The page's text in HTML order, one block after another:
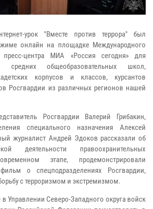
урок "Вместе против террора" был
онлайн на площадке Международного
пресс-центра МИА «Россия сегодня» для
средних общеобразовательных школ,
корпусов и классов, курсантов
Росгвардии из различных регионов нашей
Росгвардии Валерий Грибакин,
специального назначения Алексей
журналист Андрей Эдоков рассказали об
деятельности правоохранительных
этапе, продемонстрировали
о спецподразделениях Росгвардии,
с терроризмом и экстремизмом.
в Управлении Северо-Западного округа войск